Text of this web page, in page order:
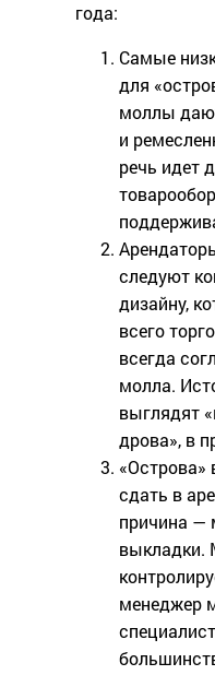
года:
Самые
для
моллы
и
речь идет
следуют
дизайну,
всего
всегда
молла.
выглядят
дрова», в
«Острова»
сдать в
причина —
выкладки.
менеджер